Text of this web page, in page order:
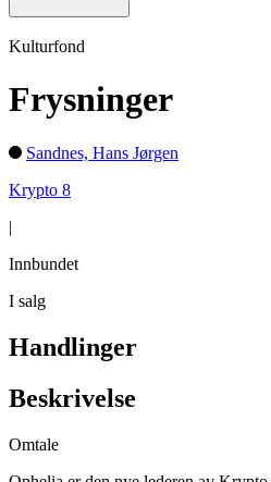
Kulturfond
Frysninger
Sandnes, Hans Jørgen
Krypto 8
|
Innbundet
I salg
Handlinger
Beskrivelse
Omtale